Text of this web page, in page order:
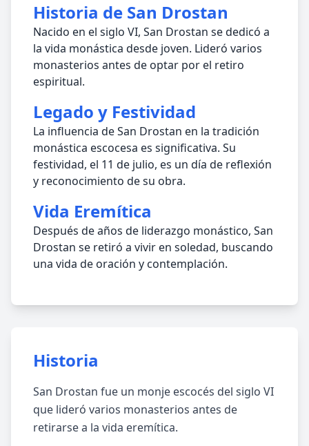
Historia de San Drostan
Nacido en el siglo VI, San Drostan se dedicó a
la vida monástica desde joven. Lideró varios
monasterios antes de optar por el retiro
espiritual.
Legado y Festividad
La influencia de San Drostan en la tradición
monástica escocesa es significativa. Su
festividad, el 11 de julio, es un día de reflexión
y reconocimiento de su obra.
Vida Eremítica
Después de años de liderazgo monástico, San
Drostan se retiró a vivir en soledad, buscando
una vida de oración y contemplación.
Historia
San Drostan fue un monje escocés del siglo VI
que lideró varios monasterios antes de
retirarse a la vida eremítica.